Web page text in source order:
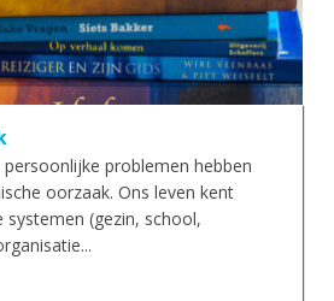
problemen hebben
oorzaak. Ons leven kent
systemen (gezin, school,